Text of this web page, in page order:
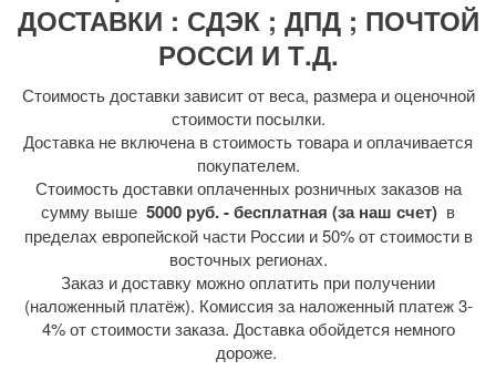
ДОСТАВКИ : СДЭК ; ДПД ; ПОЧТОЙ
РОССИ И Т.Д.
Стоимость доставки зависит от веса, размера и оценочной
стоимости посылки.
Доставка не включена в стоимость товара и оплачивается
покупателем.
Стоимость доставки оплаченных розничных заказов на
сумму выше 5000 руб. - бесплатная (за наш счет) в
пределах европейской части России и 50% от стоимости в
восточных регионах.
Заказ и доставку можно оплатить при получении
(наложенный платёж). Комиссия за наложенный платеж 3-
4% от стоимости заказа. Доставка обойдется немного
дороже.